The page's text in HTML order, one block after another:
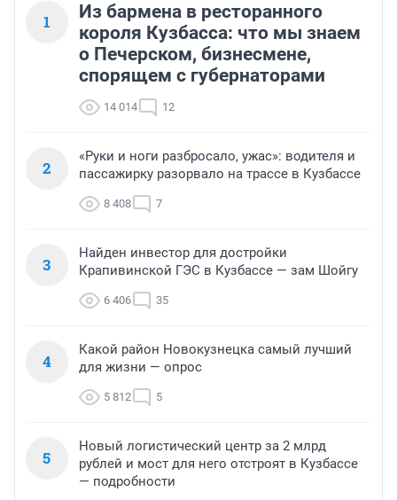
1
Из бармена в ресторанного
короля Кузбасса: что мы знаем
о Печерском, бизнесмене,
спорящем с губернаторами
14 014 12
2
«Руки и ноги разбросало, ужас»: водителя и
пассажирку разорвало на трассе в Кузбассе
8 408 7
3
Найден инвестор для достройки
Крапивинской ГЭС в Кузбассе — зам Шойгу
6 406 35
4
Какой район Новокузнецка самый лучший
для жизни — опрос
5 812 5
5
Новый логистический центр за 2 млрд
рублей и мост для него отстроят в Кузбассе
— подробности